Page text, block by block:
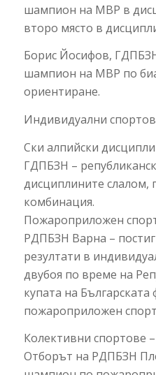
шампион на МВР в
второ място в
Борис Йосифов,
шампион на МВР по
ориентиране.
Индивидуални
Ски алпийски
ГДПБЗН –
дисциплините слалом,
комбинация.
Пожароприложен
РДПБЗН Варна –
резултати в
двубоя по време на
купата на
пожароприложен
Колективни спортове
Отборът на РДПБЗН